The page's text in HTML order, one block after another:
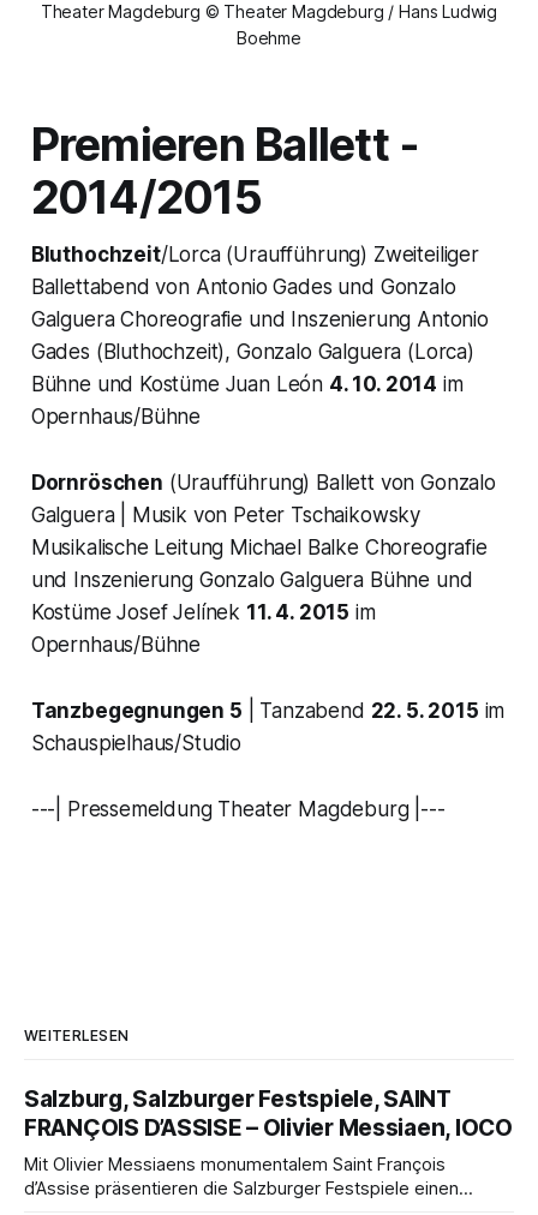
Theater Magdeburg © Theater Magdeburg / Hans Ludwig
Boehme
Premieren Ballett -
2014/2015
Bluthochzeit/Lorca (Uraufführung) Zweiteiliger
Ballettabend von Antonio Gades und Gonzalo
Galguera Choreografie und Inszenierung Antonio
Gades (Bluthochzeit), Gonzalo Galguera (Lorca)
Bühne und Kostüme Juan León 4. 10. 2014 im
Opernhaus/Bühne
Dornröschen (Uraufführung) Ballett von Gonzalo
Galguera | Musik von Peter Tschaikowsky
Musikalische Leitung Michael Balke Choreografie
und Inszenierung Gonzalo Galguera Bühne und
Kostüme Josef Jelínek 11. 4. 2015 im
Opernhaus/Bühne
Tanzbegegnungen 5 | Tanzabend 22. 5. 2015 im
Schauspielhaus/Studio
---| Pressemeldung Theater Magdeburg |---
WEITERLESEN
Salzburg, Salzburger Festspiele, SAINT
FRANÇOIS D’ASSISE – Olivier Messiaen, IOCO
Mit Olivier Messiaens monumentalem Saint François
d’Assise präsentieren die Salzburger Festspiele einen